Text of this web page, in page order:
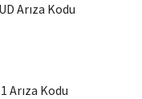
Arıza Kodu
Arıza Kodu